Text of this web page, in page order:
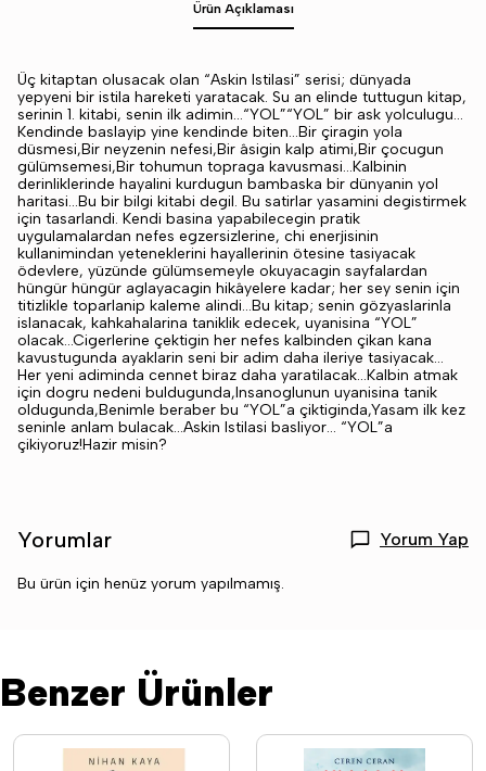
Ürün Açıklaması
Üç kitaptan olusacak olan “Askin Istilasi” serisi; dünyada
yepyeni bir istila hareketi yaratacak. Su an elinde tuttugun kitap,
serinin 1. kitabi, senin ilk adimin...“YOL”“YOL” bir ask yolculugu...
Kendinde baslayip yine kendinde biten...Bir çiragin yola
düsmesi,Bir neyzenin nefesi,Bir âsigin kalp atimi,Bir çocugun
gülümsemesi,Bir tohumun topraga kavusmasi...Kalbinin
derinliklerinde hayalini kurdugun bambaska bir dünyanin yol
haritasi...Bu bir bilgi kitabi degil. Bu satirlar yasamini degistirmek
için tasarlandi. Kendi basina yapabilecegin pratik
uygulamalardan nefes egzersizlerine, chi enerjisinin
kullanimindan yeteneklerini hayallerinin ötesine tasiyacak
ödevlere, yüzünde gülümsemeyle okuyacagin sayfalardan
hüngür hüngür aglayacagin hikâyelere kadar; her sey senin için
titizlikle toparlanip kaleme alindi...Bu kitap; senin gözyaslarinla
islanacak, kahkahalarina taniklik edecek, uyanisina “YOL”
olacak...Cigerlerine çektigin her nefes kalbinden çikan kana
kavustugunda ayaklarin seni bir adim daha ileriye tasiyacak...
Her yeni adiminda cennet biraz daha yaratilacak...Kalbin atmak
için dogru nedeni buldugunda,Insanoglunun uyanisina tanik
oldugunda,Benimle beraber bu “YOL”a çiktiginda,Yasam ilk kez
seninle anlam bulacak...Askin Istilasi basliyor... “YOL”a
çikiyoruz!Hazir misin?
Yorumlar Yorum Yap
Bu ürün için henüz yorum yapılmamış.
Benzer Ürünler